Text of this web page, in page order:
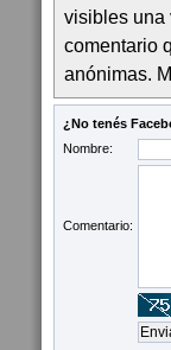
visibles una
comentario
anónimas.
¿No tenés
Nombre:
Comentario: